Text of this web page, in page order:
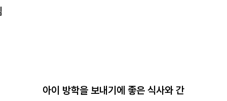
아이 방학을 보내기에 좋은 식사와 간